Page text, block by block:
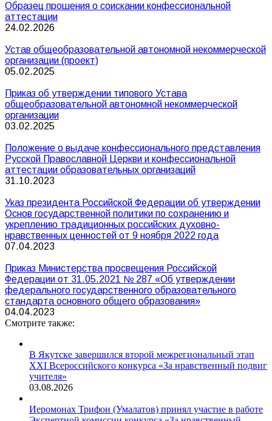
Образец прошения о соискании конфессиональной
аттестации
24.02.2026
Устав общеобразовательной автономной некоммерческой
организации (проект)
05.02.2025
Приказ об утверждении типового Устава
общеобразовательной автономной некоммерческой
организации
03.02.2025
Положение о выдаче конфессионального представления
Русской Православной Церкви и конфессиональной
аттестации образовательных организаций
31.10.2023
Указ президента Российской Федерации об утверждении
Основ государственной политики по сохранению и
укреплению традиционных российских духовно-
нравственных ценностей от 9 ноября 2022 года
07.04.2023
Приказ Министерства просвещения Российской
Федерации от 31.05.2021 № 287 «Об утверждении
федерального государственного образовательного
стандарта основного общего образования»
04.04.2023
Смотрите также:
В Якутске завершился второй межрегиональный этап
XXI Всероссийского конкурса «За нравственный подвиг
учителя»
03.08.2026
Иеромонах Трифон (Умалатов) принял участие в работе